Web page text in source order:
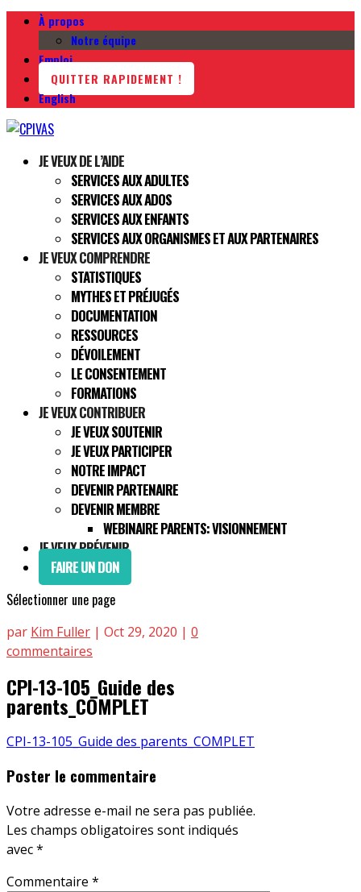
À propos
Notre équipe
Emploi
QUITTER RAPIDEMENT !
English
JE VEUX DE L’AIDE
SERVICES AUX ADULTES
SERVICES AUX ADOS
SERVICES AUX ENFANTS
SERVICES AUX ORGANISMES ET AUX PARTENAIRES
JE VEUX COMPRENDRE
STATISTIQUES
MYTHES ET PRÉJUGÉS
DOCUMENTATION
RESSOURCES
DÉVOILEMENT
LE CONSENTEMENT
FORMATIONS
JE VEUX CONTRIBUER
JE VEUX SOUTENIR
JE VEUX PARTICIPER
NOTRE IMPACT
DEVENIR PARTENAIRE
DEVENIR MEMBRE
WEBINAIRE PARENTS: VISIONNEMENT
JE VEUX PRÉVENIR
FAIRE UN DON
Sélectionner une page
par Kim Fuller | Oct 29, 2020 | 0
commentaires
CPI-13-105_Guide des
parents_COMPLET
CPI-13-105_Guide des parents_COMPLET
Poster le commentaire
Votre adresse e-mail ne sera pas publiée.
Les champs obligatoires sont indiqués
avec*
Commentaire *